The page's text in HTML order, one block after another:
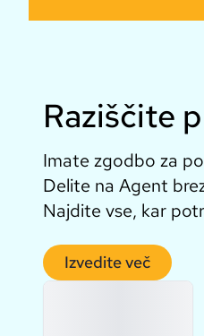
Raziščite
Imate zgodbo za
Delite na Agent
Najdite vse, kar
Izvedite več